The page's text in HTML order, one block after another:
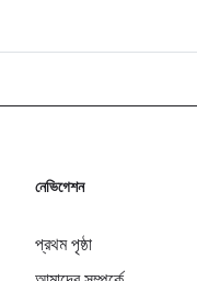
নেভিগেশন
প্রথম পৃষ্ঠা